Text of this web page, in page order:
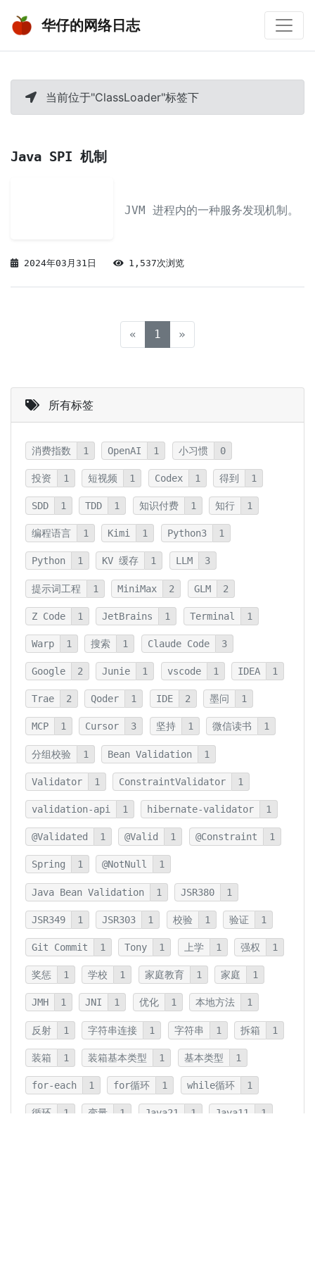
华仔的网络日志
当前位于"ClassLoader"标签下
Java SPI 机制
JVM 进程内的一种服务发现机制。
2024年03月31日 1,537次浏览
« 1 (current)
»
所有标签
消费指数 1 OpenAI 1 小习惯 0
投资 1 短视频 1 Codex 1 得到 1
SDD 1 TDD 1 知识付费 1 知行 1
编程语言 1 Kimi 1 Python3 1
Python 1 KV 缓存 1 LLM 3
提示词工程 1 MiniMax 2 GLM 2
Z Code 1 JetBrains 1 Terminal 1
Warp 1 搜索 1 Claude Code 3
Google 2 Junie 1 vscode 1 IDEA 1
Trae 2 Qoder 1 IDE 2 墨问 1
MCP 1 Cursor 3 坚持 1 微信读书 1
分组校验 1 Bean Validation 1
Validator 1 ConstraintValidator 1
validation-api 1 hibernate-validator 1
@Validated 1 @Valid 1 @Constraint 1
Spring 1 @NotNull 1
Java Bean Validation 1 JSR380 1
JSR349 1 JSR303 1 校验 1 验证 1
Git Commit 1 Tony 1 上学 1 强权 1
奖惩 1 学校 1 家庭教育 1 家庭 1
JMH 1 JNI 1 优化 1 本地方法 1
反射 1 字符串连接 1 字符串 1 拆箱 1
装箱 1 装箱基本类型 1 基本类型 1
for-each 1 for循环 1 while循环 1
循环 1 变量 1 Java21 1 Java11 1